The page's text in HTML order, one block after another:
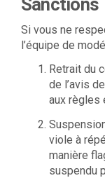
Sanctions
Si vous ne
l’équipe de
Retrait du
de l’avis
aux règles
viole à
manière
suspendu